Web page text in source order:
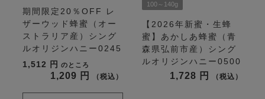
期間限定20％OFF
レ
ザーウッド蜂蜜（オー
ストラリア産）シング
ルオリジンハニー0245
1,512 のところ
1,209 税込
100～140g
【2026年新蜜・生蜂
蜜】あかしあ蜂蜜（青
森県弘前市産）シング
ルオリジンハニー0500
1,728 税込